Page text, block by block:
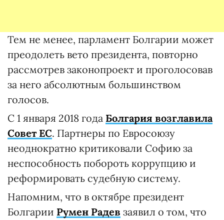
Тем не менее, парламент Болгарии может
преодолеть вето президента, повторно
рассмотрев законопроект и проголосовав
за него абсолютным большинством
голосов.
С 1 января 2018 года Болгария возглавила
Совет ЕС. Партнеры по Евросоюзу
неоднократно критиковали Софию за
неспособность побороть коррупцию и
реформировать судебную систему.
Напомним, что в октябре президент
Болгарии Румен Радев заявил о том, что